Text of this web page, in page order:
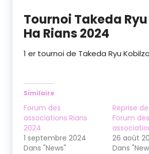
Tournoi Takeda
Ha Rians 2024
1 er tournoi de Takeda Ryu
Similaire
Forum des
associations Rians
2024
1 septembre 2024
Dans "News"
Reprise
Forum des
26 août
Dans